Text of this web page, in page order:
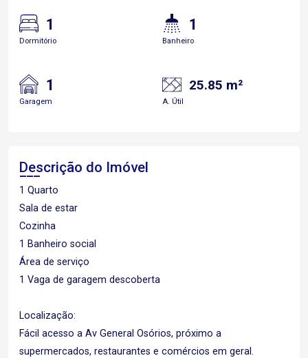
1
Dormitório
1
Banheiro
1
Garagem
25.85 m²
A. Útil
Descrição do Imóvel
1 Quarto
Sala de estar
Cozinha
1 Banheiro social
Área de serviço
1 Vaga de garagem descoberta
Localização:
Fácil acesso a Av General Osórios, próximo a
supermercados, restaurantes e comércios em geral.